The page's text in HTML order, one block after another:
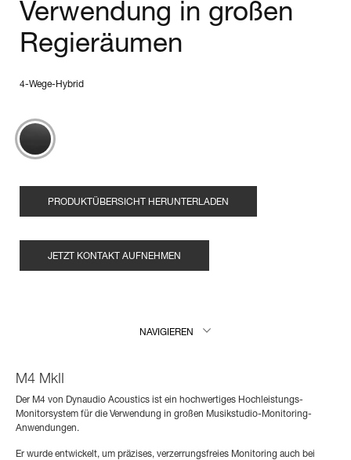
Verwendung in großen
Regieräumen
4-Wege-Hybrid
PRODUKTÜBERSICHT HERUNTERLADEN
JETZT KONTAKT AUFNEHMEN
NAVIGIEREN
M4 MkII
Der M4 von Dynaudio Acoustics ist ein hochwertiges Hochleistungs-
Monitorsystem für die Verwendung in großen Musikstudio-Monitoring-
Anwendungen.
Er wurde entwickelt, um präzises, verzerrungsfreies Monitoring auch bei